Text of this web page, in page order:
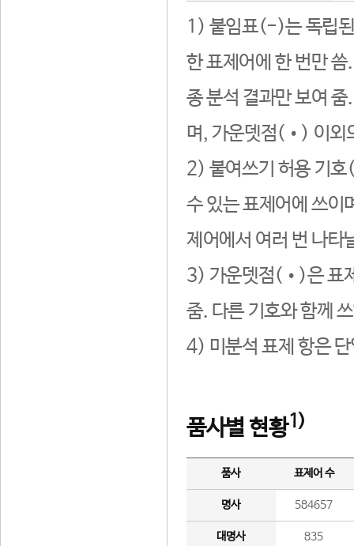
1) 붙임표(-)는 독립된
한 표제어에 한 번만
종 분석 결과만 보여
며, 가운뎃점(•) 이외
2) 붙여쓰기 허용 기호
수 있는 표제어에 쓰이
제어에서 여러 번 나타
3) 가운뎃점(•)은 표
줌. 다른 기호와 함께
4) 미분석 표제 항은
품사별 현황1)
품사 표제어 수
명사 584657
대명사 835